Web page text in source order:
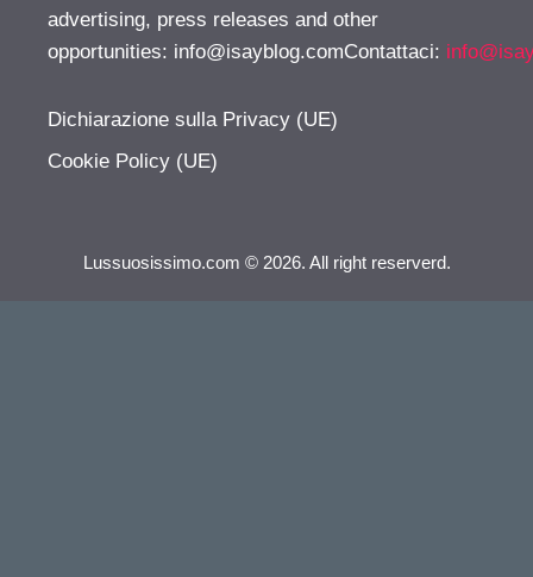
advertising, press releases and other
opportunities: info@isayblog.comContattaci:
Dichiarazione sulla Privacy (UE)
Cookie Policy (UE)
Lussuosissimo.com © 2026. All right reserverd.